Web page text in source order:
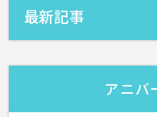
最新記事
アニバ